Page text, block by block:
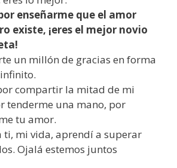
enseñarme que el amor
existe, ¡eres el mejor novio
un millón de gracias en forma
compartir la mitad de mi
tenderme una mano, por
tu amor.
ti, mi vida, aprendí a superar
Ojalá estemos juntos